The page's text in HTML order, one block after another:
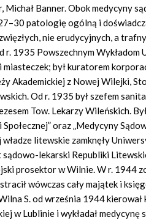
Michał Banner. Obok medycyny
patologię ogólną i
nie erudycyjnych, a
r. 1935 Powszechnym Wykładom
miasteczek; był kuratorem
Akademickiej z Nowej Wilejki,
Od r. 1935 był szefem
Tow. Lekarzy Wileńskich.
oraz „Medycyny
litewskie zamknęły
lekarski Republiki
prosektor w Wilnie. W r. 1944
wówczas cały majątek i
S. od września 1944
w Lublinie i wykładał medycynę